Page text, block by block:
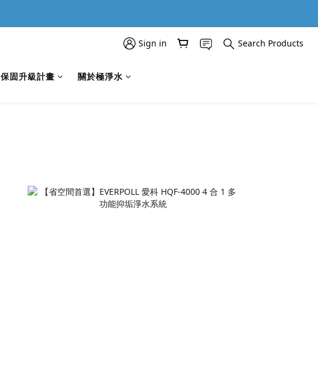
Sign in Search Products
保固升級計畫 關於極淨水